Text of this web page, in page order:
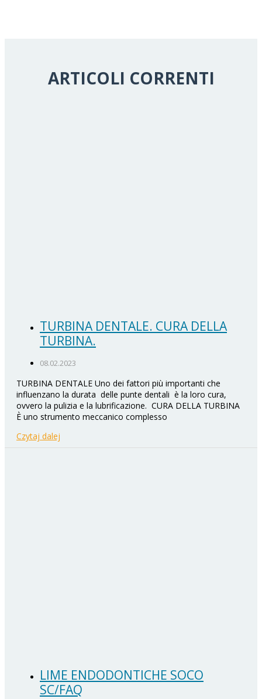
ARTICOLI CORRENTI
TURBINA DENTALE. CURA DELLA
TURBINA.
08.02.2023
TURBINA DENTALE Uno dei fattori più importanti che
influenzano la durata delle punte dentali è la loro cura,
ovvero la pulizia e la lubrificazione. CURA DELLA TURBINA
È uno strumento meccanico complesso
Czytaj dalej
LIME ENDODONTICHE SOCO
SC/FAQ